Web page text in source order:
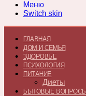
Меню
Switch skin
ГЛАВНАЯ
ДОМ И СЕМЬЯ
ЗДОРОВЬЕ
ПСИХОЛОГИЯ
ПИТАНИЕ
Диеты
БЫТОВЫЕ ВОПРОСЫ